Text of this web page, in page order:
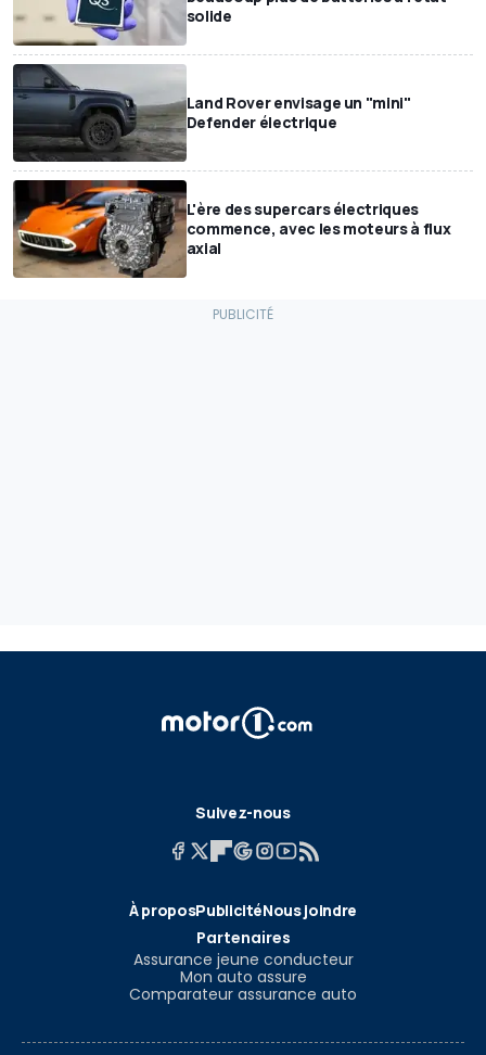
solide
Land Rover envisage un "mini"
Defender électrique
L'ère des supercars électriques
commence, avec les moteurs à flux
axial
Suivez-nous
À proposPublicitéNous joindre
Partenaires
Assurance jeune conducteur
Mon auto assure
Comparateur assurance auto